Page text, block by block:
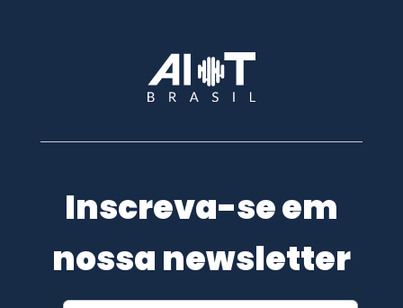
Inscreva-se em
nossa newsletter